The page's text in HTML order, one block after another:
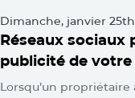
Dimanche, janvier
Réseaux sociaux
publicité de
Lorsqu’un